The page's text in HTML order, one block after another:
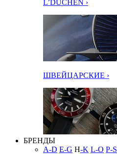
L’DUCHEN ›
ШВЕЙЦАРСКИЕ ›
БРЕНДЫ
A-D E-G H-K L-O P-S